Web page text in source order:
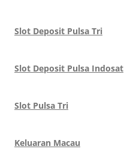
Slot Deposit Pulsa Tri
Slot Deposit Pulsa Indosat
Slot Pulsa Tri
Keluaran Macau